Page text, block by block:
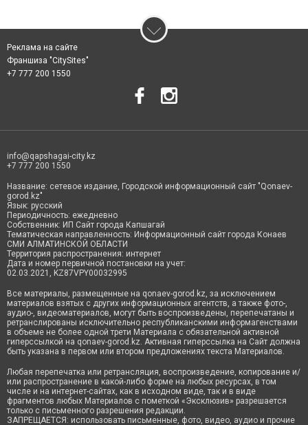
Реклама на сайте
Франшиза "CitySites"
+7 777 200 1550
info@qapshagai-city.kz
+7 777 200 1550
Название: сетевое издание, Городской информационный сайт "Qonaev-
gorod.kz"
Язык: русский
Периодичность: ежедневно
Собственник: ИП Сайт города Капшагай
Тематическая направленность: Информационный сайт города Конаев
СМИ АЛМАТИНСКОЙ ОБЛАСТИ
Территория распространения: интернет
Дата и номер первичной постановки на учет:
02.03.2021, KZ87VPY00032995
Все материалы, размещенные на qonaev-gorod.kz, за исключением
материалов взятых с других информационных агентств, а также фото-,
аудио-, видеоматериалов, могут быть воспроизведены, перепечатаны и
ретранслированы исключительно республиканскими информагенствами
в объеме не более одной трети Материала с обязательной активной
гиперссылкой на qonaev-gorod.kz. Активная гиперссылка на Сайт должна
быть указана в первом или втором предложениях текста Материалов.
Любая перепечатка или ретрансляция, воспроизведение, копирование и/
или распространение в какой-либо форме на любых ресурсах, в том
числе и на интернет-сайтах, как в исходном виде, так и в виде
фрагментов любых Материалов с пометкой «Эксклюзив» разрешается
только с письменного разрешения редакции.
ЗАПРЕЩАЕТСЯ: использовать письменные, фото, видео, аудио и прочие